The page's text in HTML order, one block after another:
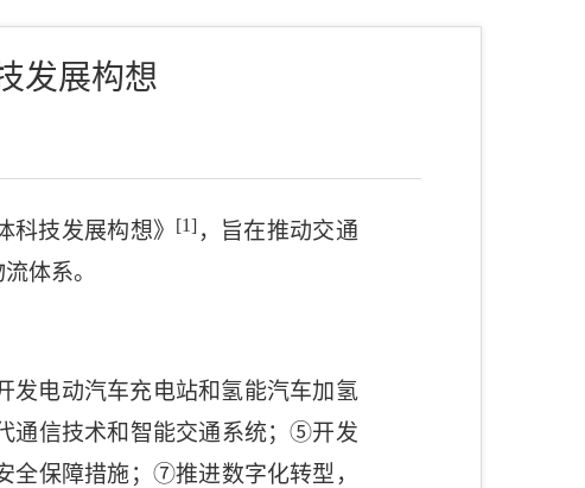
发展构想
科技发展构想》 [1] ，旨在推动交通
体系。
发电动汽车充电站和氢能汽车加氢
通信技术和智能交通系统； ⑤开发
全保障措施； ⑦推进数字化转型，